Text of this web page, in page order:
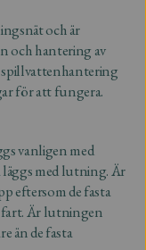
och är
och hantering av
för att fungera.
vanligen med
med lutning. Är
eftersom de fasta
Är lutningen
än de fasta